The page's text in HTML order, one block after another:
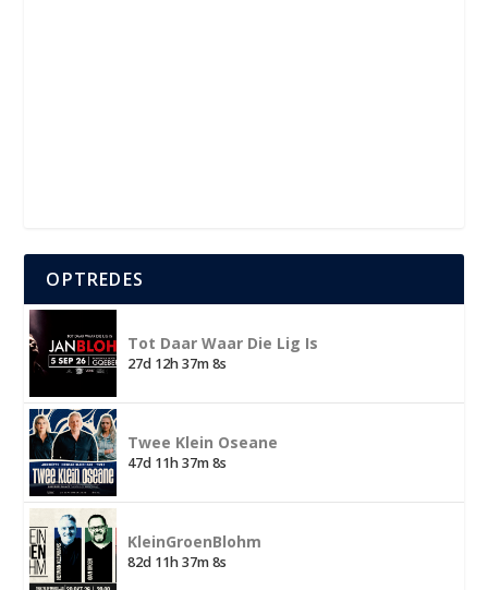
OPTREDES
Tot Daar Waar Die Lig Is
27d 12h 37m 8s
Twee Klein Oseane
47d 11h 37m 8s
KleinGroenBlohm
82d 11h 37m 8s